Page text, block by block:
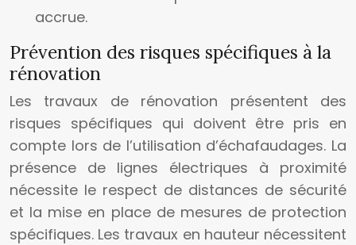
accrue.
Prévention des risques spécifiques à la
rénovation
Les travaux de rénovation présentent des
risques spécifiques qui doivent être pris en
compte lors de l’utilisation d’échafaudages. La
présence de lignes électriques à proximité
nécessite le respect de distances de sécurité
et la mise en place de mesures de protection
spécifiques. Les travaux en hauteur nécessitent